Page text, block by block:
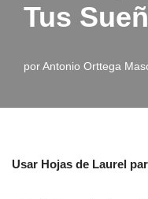
Tus
por Antonio Orttega
Usar Hojas de Laurel